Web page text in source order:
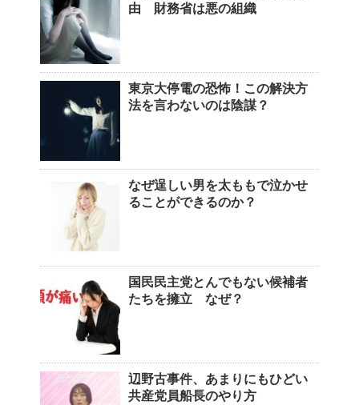
由 財務省は悪の組織
東京大停電の恐怖！この解決方
法を言わないのは陰謀？
なぜ逞しい男を太ももで泣かせ
ることができるのか？
国民民主党とんでもない候補者
たちを擁立 なぜ？
辺野古事件、あまりにもひどい
共産党員船長のやり方